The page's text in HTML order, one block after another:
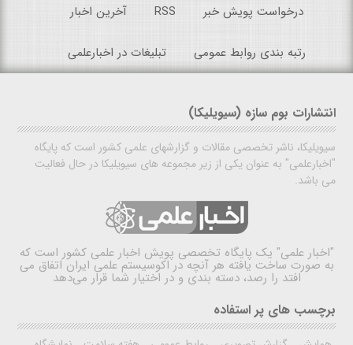
درخواست پویش خبر RSS آخرین اخبار
رتبه بندی روابط عمومی تبلیغات در اخبارعلمی
انتشارات بوم سازه (سیویلیکا)
سیویلیکا، ناشر تخصصی مقالات و گزارشهای علمی کشور است که پایگاه
"اخبارعلمی" به عنوان یکی از زیر مجموعه های سیویلیکا در حال فعالیت
می باشد.
"اخبار علمی" یک پایگاه تخصصی پویش اخبار علمی کشور است که
به صورت ساخت یافته هر آنچه در اکوسیستم علمی ایران اتفاق می
افتد را رصد، دسته بندی و در اختیار شما قرار می‌دهد
برچسب های پر استفاده